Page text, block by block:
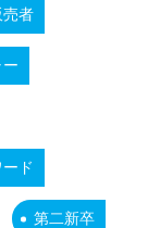
者
ド
第二新卒